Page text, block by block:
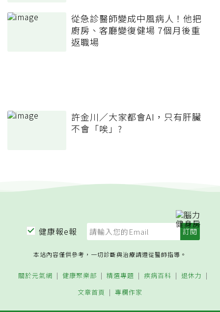
從急診醫師變成中風病人！他把
廚房、客廳變復健場 7個月後重
返職場
許金川／大家都會AI，只有肝臟
不會「唉」?
健康報e報
本站內容僅供參考，一切診斷與治療請遵從醫師指導。
關於元氣網 健康聚樂部 精選專題 疾病百科
退休力
文章首頁
專欄作家